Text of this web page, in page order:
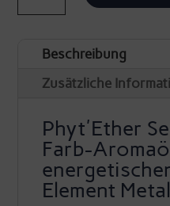
Farbaromaöl
Metall
Phyto5
Menge
Beschreibung
Zusätzliche
Phyt'Ether
Farb-
Element